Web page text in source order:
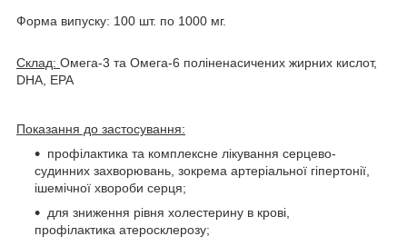
Форма випуску: 100 шт. по 1000 мг.
Склад: Омега-3 та Омега-6 поліненасичених жирних кислот,
DHA, EPA
Показання до застосування:
профілактика та комплексне лікування серцево-
судинних захворювань, зокрема артеріальної гіпертонії,
ішемічної хвороби серця;
для зниження рівня холестерину в крові,
профілактика атеросклерозу;